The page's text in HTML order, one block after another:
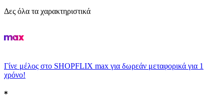
Δες όλα τα χαρακτηριστικά
Γίνε μέλος στο SHOPFLIX max για δωρεάν μεταφορικά για 1
χρόνο!